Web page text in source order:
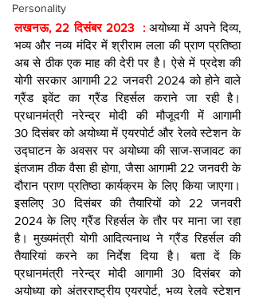
Personality
लखनऊ, 22 दिसंबर 2023  : अयोध्या में अपने दिव्य,
भव्य और नव्य मंदिर में श्रीराम लला की प्राण प्रतिष्ठा
अब से ठीक एक माह की देरी पर है। ऐसे में प्रदेश की
योगी सरकार आगामी 22 जनवरी 2024 को होने वाले
ग्रैंड इवेंट का ग्रैंड रिहर्सल कराने जा रही है।
प्रधानमंत्री नरेन्द्र मोदी की मौजूदगी में आगामी
30 दिसंबर को अयोध्या में एयरपोर्ट और रेलवे स्टेशन के
उद्घाटन के अवसर पर अयोध्या की साज-सजावट का
इंतजाम ठीक वैसा ही होगा, जैसा आगामी 22 जनवरी के
दौरान प्राण प्रतिष्ठा कार्यक्रम के लिए किया जाएगा।
इसलिए 30 दिसंबर की तैयारियों को 22 जनवरी
2024 के लिए ग्रैंड रिहर्सल के तौर पर माना जा रहा
है। मुख्यमंत्री योगी आदित्यनाथ ने ग्रैंड रिहर्सल की
तैयारियां करने का निर्देश दिया है। बता दें कि
प्रधानमंत्री नरेन्द्र मोदी आगामी 30 दिसंबर को
अयोध्या को अंतरराष्ट्रीय एयरपोर्ट, भव्य रेलवे स्टेशन